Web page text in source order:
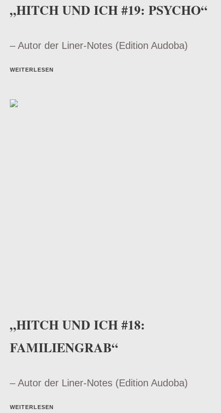
„HITCH UND ICH #19: PSYCHO“
– Autor der Liner-Notes (Edition Audoba)
WEITERLESEN
„HITCH UND ICH #18:
FAMILIENGRAB“
– Autor der Liner-Notes (Edition Audoba)
WEITERLESEN